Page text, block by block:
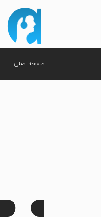
صفحه اصلی